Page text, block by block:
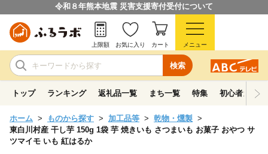
令和８年熊本地震 災害支援寄付受付について
検索
上限額 お気に入り カート メニュー
トップ ランキング 返礼品一覧 まち一覧 特集 初心者ガイド
ホーム ものから探す 加工品等
乾物・燻製
東白川村産 干し芋 150g 1袋 芋 焼きいも さつまいも お菓子 おやつ サ
ツマイモ いも 紅はるか